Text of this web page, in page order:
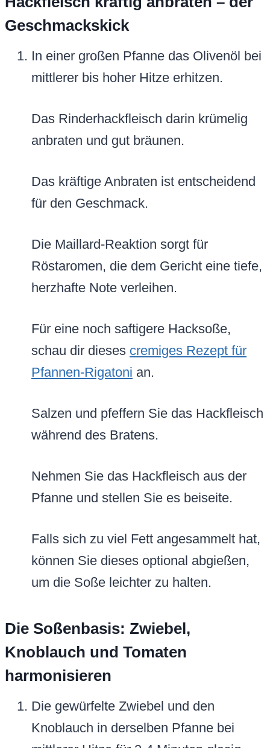
Geschmackskick
In einer großen Pfanne das Olivenöl bei
mittlerer bis hoher Hitze erhitzen.
Das Rinderhackfleisch darin krümelig
anbraten und gut bräunen.
Das kräftige Anbraten ist entscheidend
für den Geschmack.
Die Maillard-Reaktion sorgt für
Röstaromen, die dem Gericht eine tiefe,
herzhafte Note verleihen.
Für eine noch saftigere Hacksoße,
schau dir dieses cremiges Rezept für
Pfannen-Rigatoni an.
Salzen und pfeffern Sie das Hackfleisch
während des Bratens.
Nehmen Sie das Hackfleisch aus der
Pfanne und stellen Sie es beiseite.
Falls sich zu viel Fett angesammelt hat,
können Sie dieses optional abgießen,
um die Soße leichter zu halten.
Die Soßenbasis: Zwiebel,
Knoblauch und Tomaten
harmonisieren
Die gewürfelte Zwiebel und den
Knoblauch in derselben Pfanne bei